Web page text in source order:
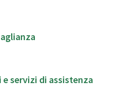
servizi di assistenza